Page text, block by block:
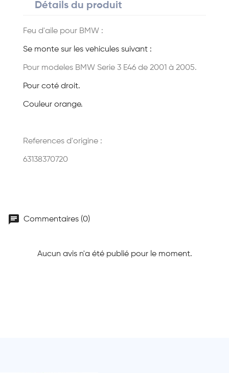
Détails du produit
Feu d'aile pour BMW :
Se monte sur les vehicules suivant :
Pour modeles BMW Serie 3 E46 de 2001 à 2005.
Pour coté droit.
Couleur orange.
References d'origine :
63138370720
chat Commentaires (0)
Aucun avis n'a été publié pour le moment.